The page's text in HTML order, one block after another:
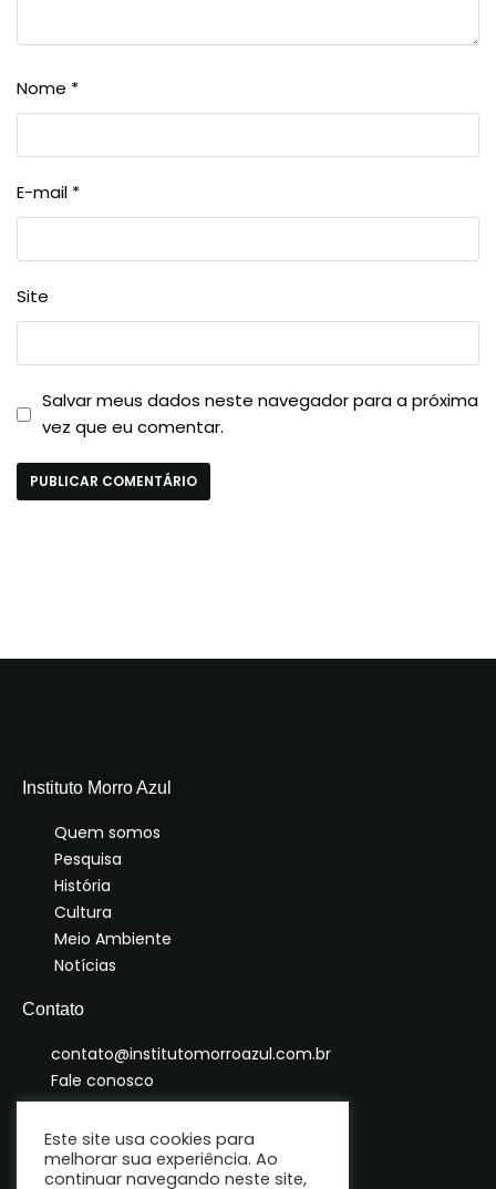
Nome *
E-mail *
Site
Salvar meus dados neste navegador para a próxima
vez que eu comentar.
Instituto Morro Azul
Quem somos
Pesquisa
História
Cultura
Meio Ambiente
Notícias
Contato
contato@institutomorroazul.com.br
Fale conosco
Este site usa cookies para
melhorar sua experiência. Ao
continuar navegando neste site,